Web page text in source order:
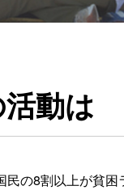
動は
の8割以上が貧